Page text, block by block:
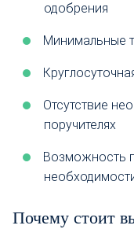
одобрения
Минимальные
Отсутствие
поручителях
Возможность
Почему стоит